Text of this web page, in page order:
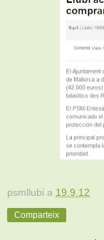
psmllubi a 19.9.12
Comparteix